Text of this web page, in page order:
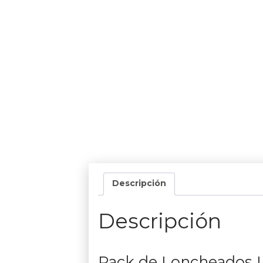
Descripción
Descripción